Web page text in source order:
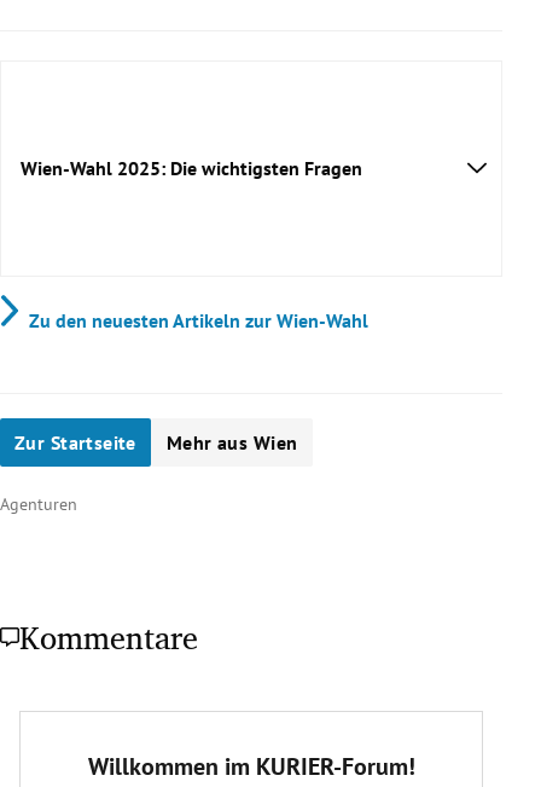
Weiterlesen
Wien-Wahl 2025: Die wichtigsten Fragen
Wie oft findet die Wien-Wahl statt?
Was genau wird bei den Wahlen in Wien
gewählt?
Wann war die letzte Wien-Wahl?
Wien haben am 11. Oktober 2020
Zu den neuesten Artikeln zur Wien-Wahl
Zur Startseite Mehr aus Wien
Agenturen
Kommentare